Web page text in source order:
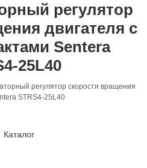
Кальку
регулятор
двигателя с
Sentera
25L40
регулятор скорости вращения
STRS4-25L40
Каталог